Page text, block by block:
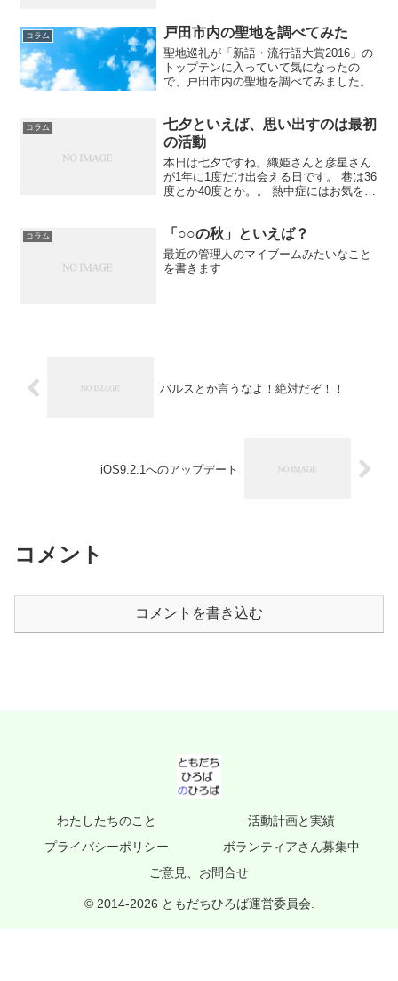
に影響ありです。 2016年8月11日 2016
年...
コラム 戸田市内の聖地を調べてみた
聖地巡礼が「新語・流行語大賞2016」の
トップテンに入っていて気になったの
で、戸田市内の聖地を調べてみました。
コラム
七夕といえば、思い出すのは最初
の活動
本日は七夕ですね。織姫さんと彦星さん
が1年に1度だけ出会える日です。 巷は36
度とか40度とか。。 熱中症にはお気を付
ちひろば」を開催してから2年が経過し、
現在...
コラム 「○○の秋」といえば？
最近の管理人のマイブームみたいなこと
を書きます
バルスとか言うなよ！絶対だぞ！！
iOS9.2.1へのアップデート
コメント
コメントを書き込む
わたしたちのこと
活動計画と実績
プライバシーポリシー
ボランティアさん募集中
ご意見、お問合せ
© 2014-2026 ともだちひろば運営委員会.